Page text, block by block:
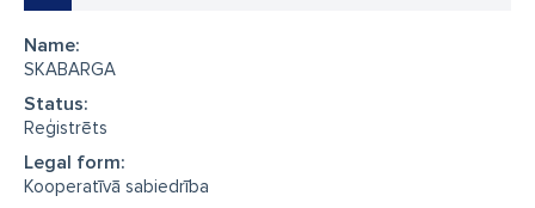
Name:
SKABARGA
Status:
Reģistrēts
Legal form:
Kooperatīvā sabiedrība